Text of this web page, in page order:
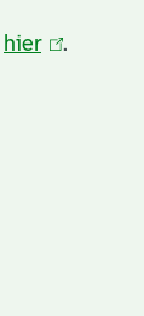
hier(link
.